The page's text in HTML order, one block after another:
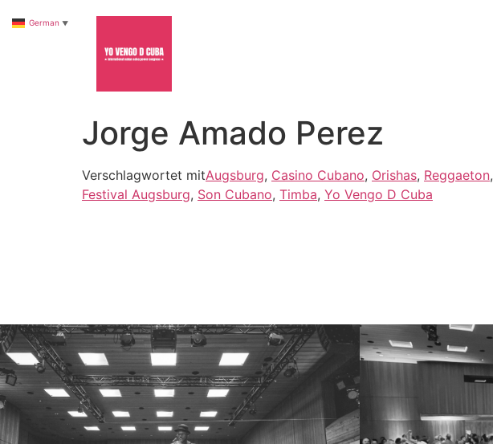
Jorge Amado Perez
Verschlagwortet mitAugsburg, Casino Cubano, Orishas, Reggaeton,
Festival Augsburg, Son Cubano, Timba, Yo Vengo D Cuba
German ▼